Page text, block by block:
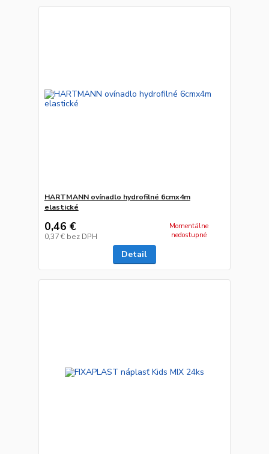
HARTMANN ovínadlo hydrofilné 6cmx4m
elastické
0,46 €
0,37 € bez DPH
Momentálne
nedostupné
Detail